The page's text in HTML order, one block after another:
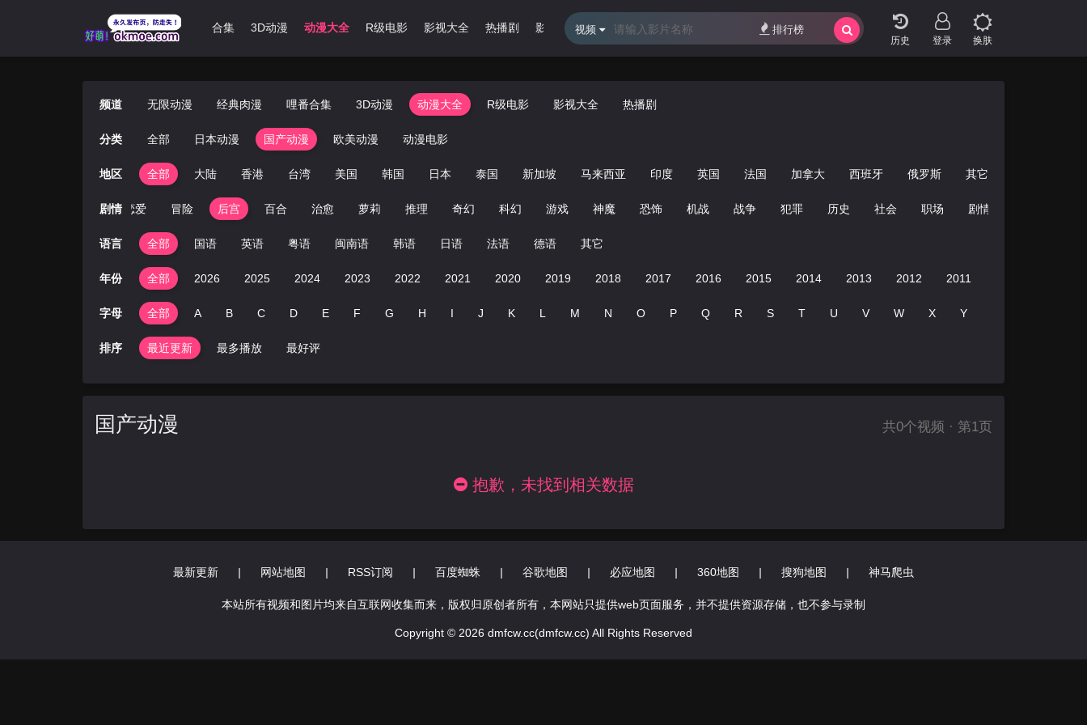
无限动漫 经典肉漫 哩番合集 3D动漫 动漫大全 R级电影 影视大全 热播剧 影视专题 最近更新 排行榜
登录 换肤
视频 排行榜
频道 无限动漫 经典肉漫 哩番合集 3D动漫 动漫大全 R级电影 影视大全 热播剧
分类 全部 日本动漫 国产动漫 欧美动漫 动漫电影
地区 全部 大陆 香港 台湾 美国 韩国 日本 泰国 新加坡 马来西亚 印度 英国 法国 加拿大 西班牙 俄罗斯 其它
剧情 恋爱 冒险 后宫 百合 治愈 萝莉 推理 奇幻 科幻 游戏 神魔 恐饰 机战 战争 犯罪 历史 社会 职场 剧情
语言 全部 国语 英语 粤语 闽南语 韩语 日语 法语 德语 其它
年份 全部 2026 2025 2024 2023 2022 2021 2020 2019 2018 2017 2016 2015 2014 2013 2012 2011
字母 全部 A B C D E F G H I J K L M N O P Q R S T U V W X Y
排序 最近更新 最多播放 最好评
国产动漫 共0个视频 · 第1页
抱歉，未找到相关数据
最新更新 | 网站地图 | RSS订阅 | 百度蜘蛛 | 谷歌地图 | 必应地图 | 360地图 | 搜狗地图 | 神马爬虫
本站所有视频和图片均来自互联网收集而来，版权归原创者所有，本网站只提供web页面服务，并不提供资源存储，也不参与录制
Copyright © 2026 dmfcw.cc(dmfcw.cc) All Rights Reserved